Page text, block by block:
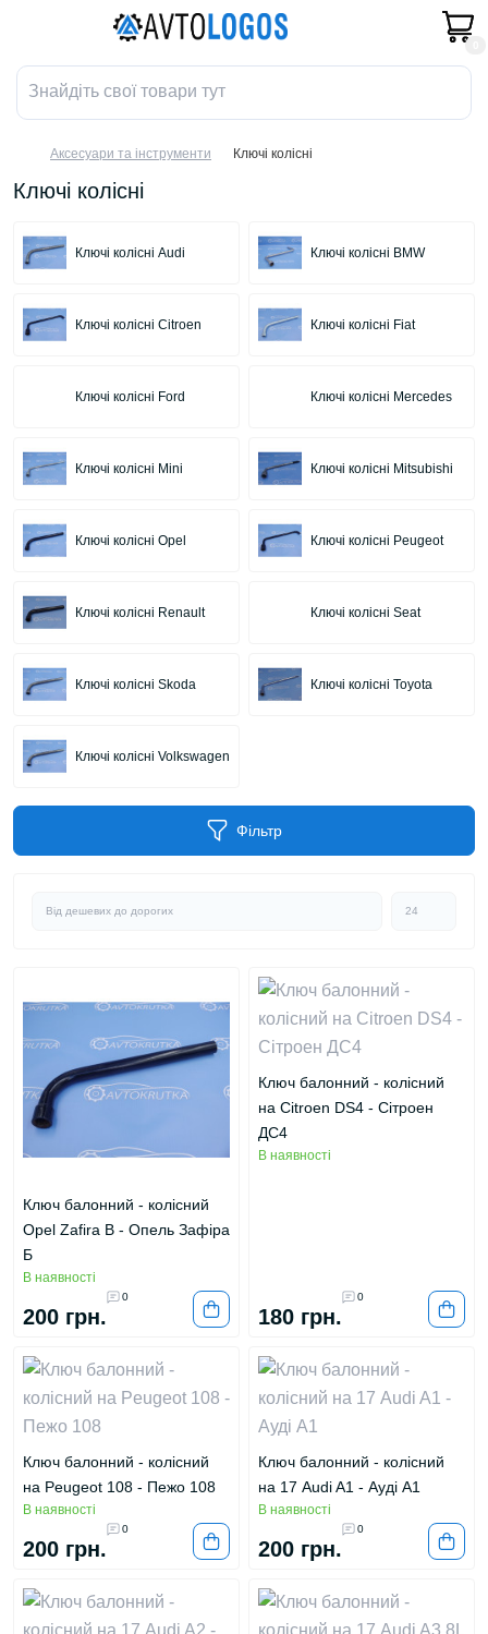
Аксесуари та інструменти Ключі колісні
Ключі колісні
Ключі колісні Audi Ключі колісні BMW
Ключі колісні Citroen Ключі колісні Fiat
Ключі колісні Ford Ключі колісні Mercedes
Ключі колісні Mini Ключі колісні Mitsubishi
Ключі колісні Opel Ключі колісні Peugeot
Ключі колісні Renault Ключі колісні Seat
Ключі колісні Skoda Ключі колісні Toyota
Ключі колісні Volkswagen
Фільтр
Ключ балонний - колісний
Opel Zafira B - Опель Зафіра
Б
В наявності
0
200 грн.
Ключ балонний - колісний
на Citroen DS4 - Сітроен
ДС4
В наявності
0
180 грн.
Ключ балонний - колісний
на Peugeot 108 - Пежо 108
В наявності
0
200 грн.
Ключ балонний - колісний
на 17 Audi A1 - Ауді А1
В наявності
0
200 грн.